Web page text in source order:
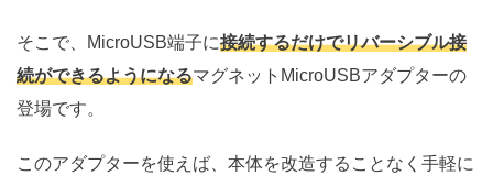
そこで、MicroUSB端子に接続するだけでリバーシブル接
続ができるようになるマグネットMicroUSBアダプターの
登場です。
このアダプターを使えば、本体を改造することなく手軽に